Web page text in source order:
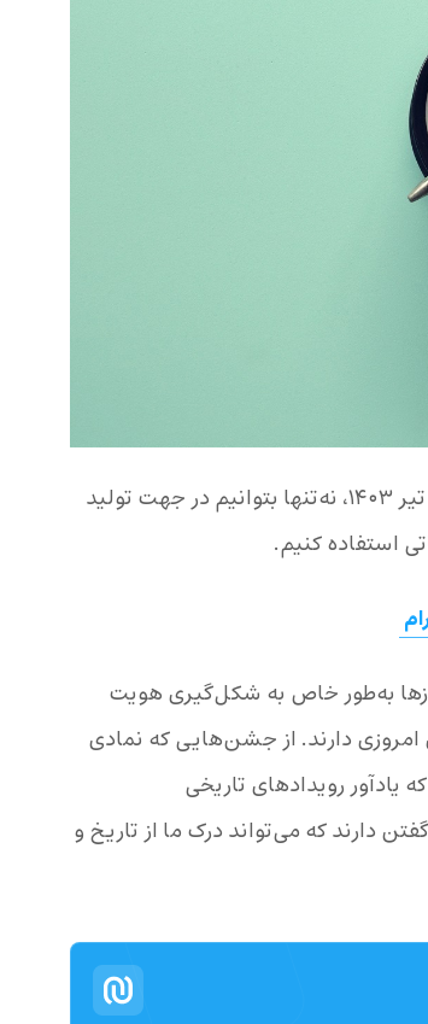
در این مقاله، با نگاهی دقیق‌تر به تک‌تک مناسب های تیر ۱۴۰۳، نه‌تنها بتوانیم در جهت تولید
استفاده کنیم.
به‌طور خاص به شکل‌گیری هویت
دارند. از جشن‌هایی که نمادی
رویدادهای تاریخی
دارند که می‌تواند درک ما از تاریخ و